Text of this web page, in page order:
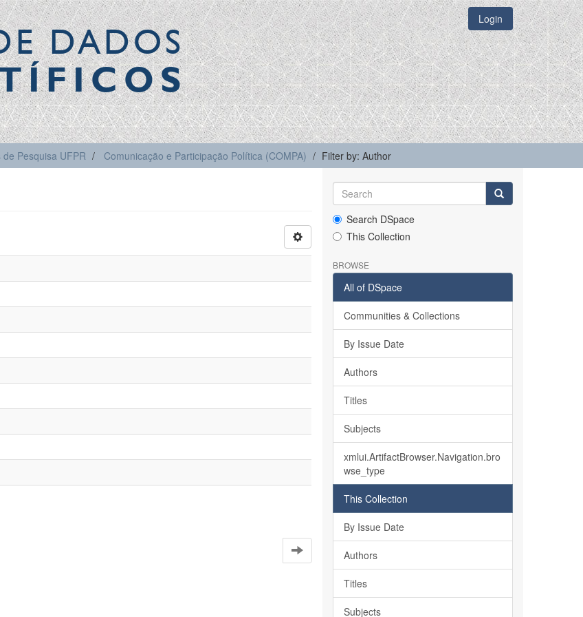
DADOS Login
de Pesquisa UFPR Comunicação e Participação Política (COMPA) Filter by: Author
Search DSpace
This Collection
BROWSE
All of DSpace
Communities & Collections
By Issue Date
Authors
Titles
Subjects
xmlui.ArtifactBrowser.Navigation.bro
wse_type
This Collection
By Issue Date
Authors
Titles
Subjects